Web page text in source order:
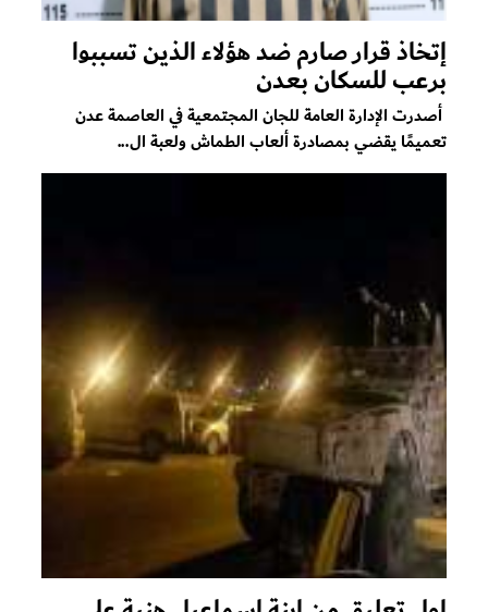
إتخاذ قرار صارم ضد هؤلاء الذين تسببوا
برعب للسكان بعدن
أصدرت الإدارة العامة للجان المجتمعية في العاصمة عدن
تعميمًا يقضي بمصادرة ألعاب الطماش ولعبة ال...